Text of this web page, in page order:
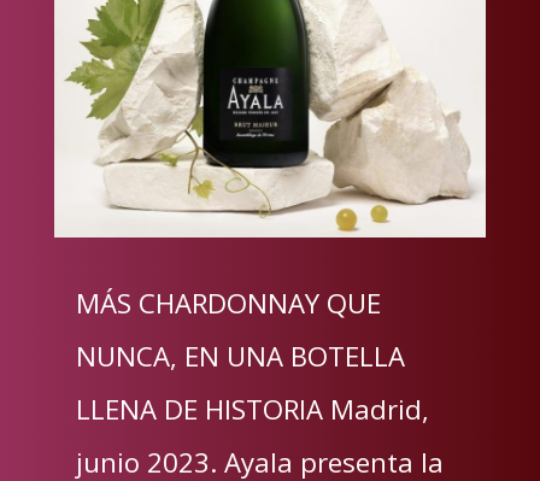
MÁS CHARDONNAY QUE
NUNCA, EN UNA BOTELLA
LLENA DE HISTORIA Madrid,
junio 2023. Ayala presenta la